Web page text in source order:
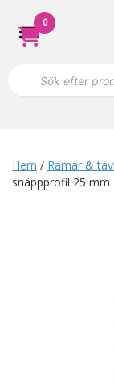
Hoppa
innehåll
s
ö
k
0
Hem / Ramar &
snäppprofil 25 mm